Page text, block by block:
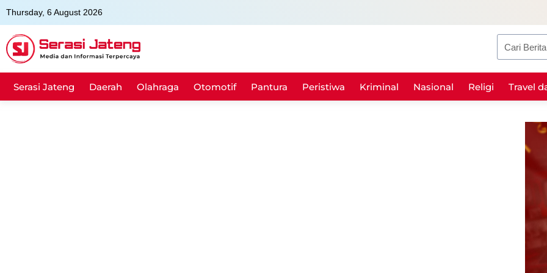
Skip
to
content
Thursday, 6 August 2026
Serasi Jateng Daerah Olahraga Otomotif Pantura Peristiwa Kriminal Nasional Religi Travel